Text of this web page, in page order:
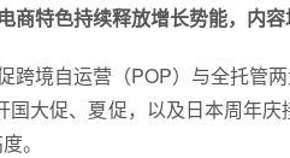
特色持续释放增长势能，内容
跨境自运营（POP）与全托管
大促、夏促，以及日本周年
。